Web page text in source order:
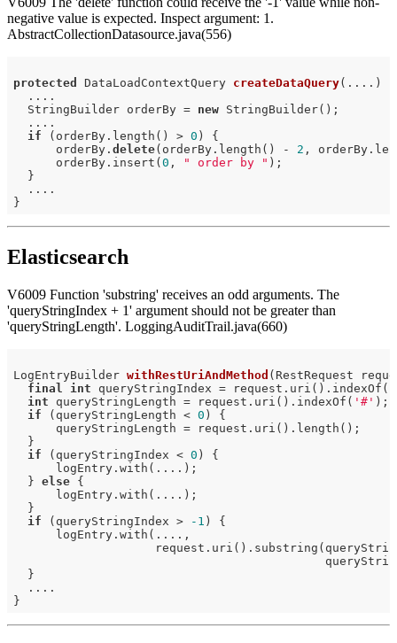
negative value is expected. Inspect argument: 1.
AbstractCollectionDatasource.java(556)
protected DataLoadContextQuery createDataQuery(....)
  ....
  StringBuilder orderBy =
new StringBuilder();
  ....
if (orderBy.length() > 0 ) {
      orderBy.
delete(orderBy.length() - 2 ,
      orderBy.insert(
0 , " order by " );
  }
  ....
Elasticsearch
V6009 Function 'substring' receives an odd arguments. The
'queryStringIndex + 1' argument should not be greater than
'queryStringLength'. LoggingAuditTrail.java(660)
LogEntryBuilder withRestUriAndMethod (RestRequest
final
int queryStringIndex = request.uri().indexOf(
int queryStringLength = request.uri().indexOf( '#' );
if (queryStringLength < 0 ) {
      queryStringLength = request.uri().length();
  }
if (queryStringIndex < 0 ) {
      logEntry.with(....);
  }
else {
      logEntry.with(....);
  }
if (queryStringIndex > -1 ) {
      logEntry.with(....,
  }
  ....